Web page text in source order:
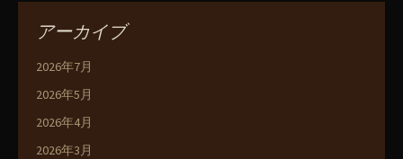
アーカイブ
2026年7月
2026年5月
2026年4月
2026年3月